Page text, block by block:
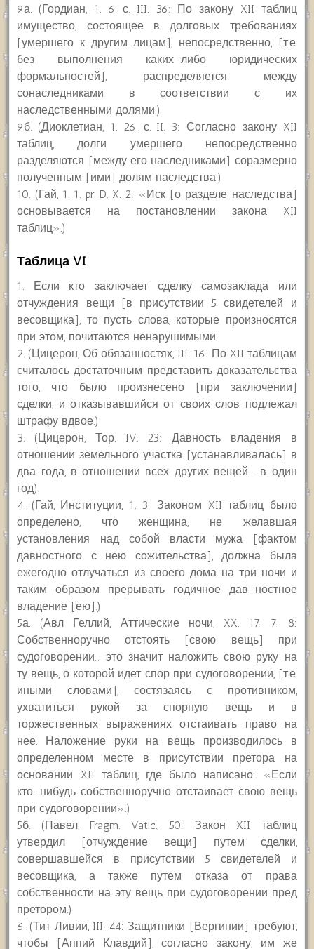
9а. (Гордиан, 1. 6. с. III. 36: По закону XII таблиц
имущество, состоящее в долговых требованиях
[умершего к другим лицам], непосредственно, [т.е.
без выполнения каких-либо юридических
формальностей], распределяется между
сонаследниками в соответствии с их
наследственными долями.)
9б. (Диоклетиан, 1. 26. с. II. 3: Согласно закону XII
таблиц, долги умершего непосредственно
разделяются [между его наследниками] соразмерно
полученным [ими] долям наследства.)
10. (Гай, 1. 1. pr. D. X. 2: «Иск [о разделе наследства]
основывается на постановлении закона XII
таблиц».)
Таблица VI
1. Если кто заключает сделку самозаклада или
отчуждения вещи [в присутствии 5 свидетелей и
весовщика], то пусть слова, которые произносятся
при этом, почитаются ненарушимыми.
2. (Цицерон, Об обязанностях, III. 16: По XII таблицам
считалось достаточным представить доказательства
того, что было произнесено [при заключении]
сделки, и отказывавшийся от своих слов подлежал
штрафу вдвое.)
3. (Цицерон, Тор. IV. 23: Давность владения в
отношении земельного участка [устанавливалась] в
два года, в отношении всех других вещей -в один
год).
4. (Гай, Институции, 1. 3: Законом XII таблиц было
определено, что женщина, не желавшая
установления над собой власти мужа [фактом
давностного с нею сожительства], должна была
ежегодно отлучаться из своего дома на три ночи и
таким образом прерывать годичное дав-ностное
владение [ею].)
5а. (Авл Геллий, Аттические ночи, XX. 17. 7. 8:
Собственноручно отстоять [свою вещь] при
судоговорении… это значит наложить свою руку на
ту вещь, о которой идет спор при судоговорении, [т.е.
иными словами], состязаясь с противником,
ухватиться рукой за спорную вещь и в
торжественных выражениях отстаивать право на
нее. Наложение руки на вещь производилось в
определенном месте в присутствии претора на
основании XII таблиц, где было написано: «Если
кто-нибудь собственноручно отстаивает свою вещь
при судоговорении».)
5б. (Павел, Fragm. Vatic., 50: Закон XII таблиц
утвердил [отчуждение вещи] путем сделки,
совершавшейся в присутствии 5 свидетелей и
весовщика, а также путем отказа от права
собственности на эту вещь при судоговорении пред
претором.)
6. (Тит Ливии, III. 44: Защитники [Вергинии] требуют,
чтобы [Аппий Клавдий], согласно закону, им же